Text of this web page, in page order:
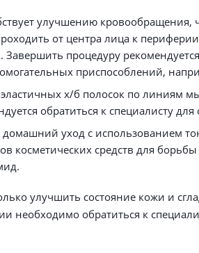
улучшению
от центра лица к
процедуру
приспособлений,
х/б полосок по
обратиться к специалисту
уход с использованием
средств для
улучшить состояние кожи и
необходимо обратиться к